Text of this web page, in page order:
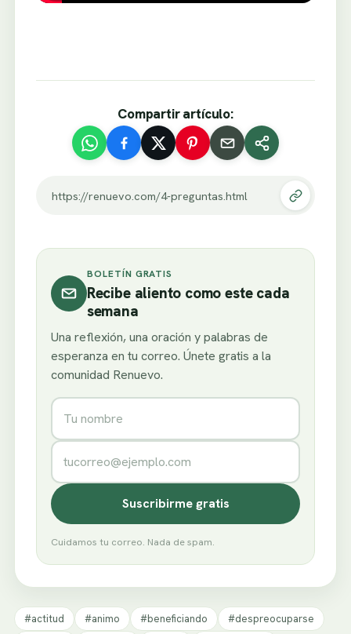
Compartir artículo:
https://renuevo.com/4-preguntas.html
BOLETÍN GRATIS
Recibe aliento como este cada
semana
Una reflexión, una oración y palabras de
esperanza en tu correo. Únete gratis a la
comunidad Renuevo.
Nombre
Correo electrónico
Suscribirme gratis
Cuidamos tu correo. Nada de spam.
#actitud #animo #beneficiando #despreocuparse